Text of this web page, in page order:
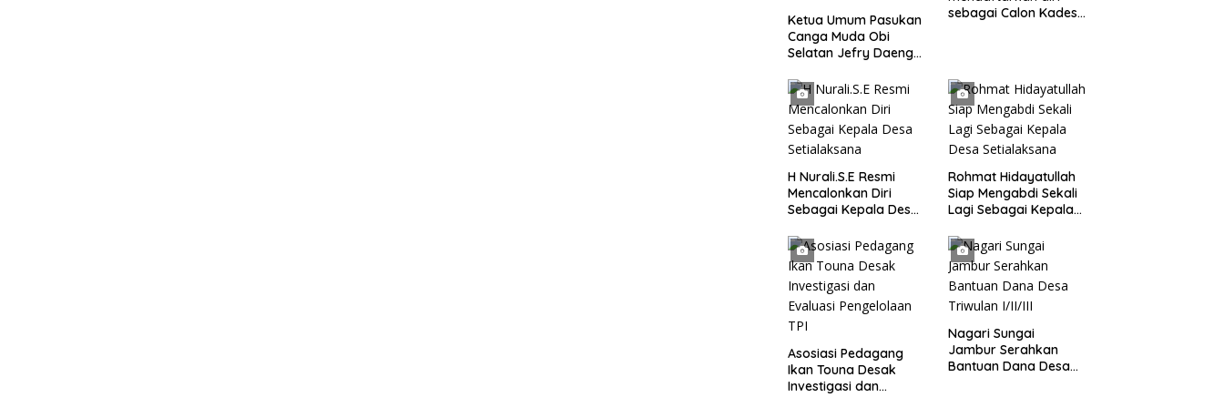
Ketua Umum Pasukan
Canga Muda Obi
Selatan Jefry Daeng
Metode Pengambilan
Sampel Air Laut di
Laut yang Bersih
sebagai Calon Kades
H Nurali.S.E Resmi
Mencalonkan Diri
Sebagai Kepala Desa
Rohmat Hidayatullah
Siap Mengabdi Sekali
Lagi Sebagai Kepala
Asosiasi Pedagang
Ikan Touna Desak
Investigasi dan
Nagari Sungai
Jambur Serahkan
Bantuan Dana Desa